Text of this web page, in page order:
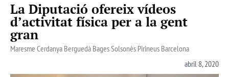
La Diputació ofereix vídeos
d’activitat física per a la gent
gran
Maresme Cerdanya Berguedà Bages Solsonès Pirineus Barcelona
abril 8, 2020